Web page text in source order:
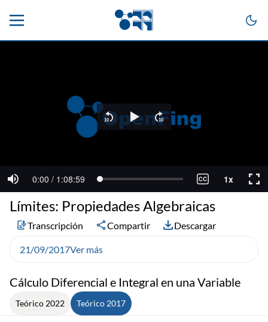
Cálculo Diferencial e Integral en una Variable
Teórico 2022 Teórico 2017
Límites: Propiedades Algebraicas
Transcripción Compartir Descargar
21/09/2017Ver más